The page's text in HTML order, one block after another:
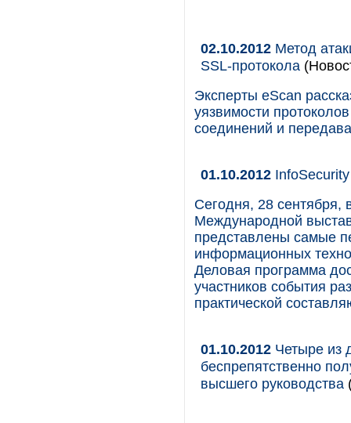
02.10.2012 Метод
SSL-протокола
Эксперты eScan
уязвимости
соединений и
01.10.2012
Сегодня, 28 сентября,
Международной
представлены самые
информационных
Деловая программа
участников события
практической
01.10.2012 Четыре из
беспрепятственно
высшего руководства